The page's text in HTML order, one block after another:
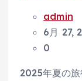
admin
6月 27,
0
2025年夏の